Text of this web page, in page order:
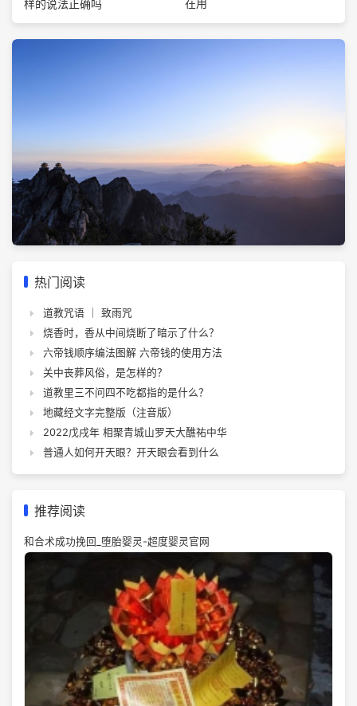
样的说法正确吗 在用
热门阅读
道教咒语 ｜ 致雨咒
烧香时，香从中间烧断了暗示了什么？
六帝钱顺序编法图解 六帝钱的使用方法
关中丧葬风俗，是怎样的？
道教里三不问四不吃都指的是什么？
地藏经文字完整版（注音版）
2022戊戌年 相聚青城山罗天大醮祐中华
普通人如何开天眼？开天眼会看到什么
推荐阅读
和合术成功挽回_堕胎婴灵-超度婴灵官网